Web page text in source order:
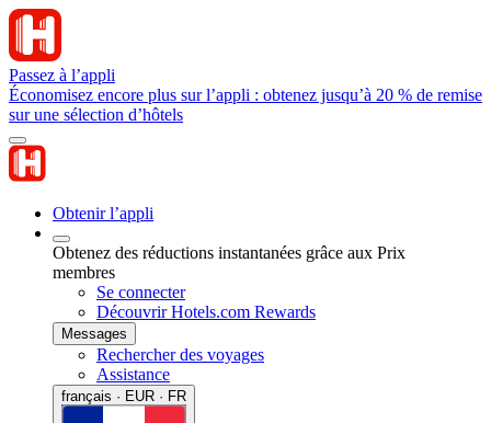
Passez à l’appli
Économisez encore plus sur l’appli : obtenez jusqu’à 20 % de remise
sur une sélection d’hôtels
Obtenir l’appli
Obtenez des réductions instantanées grâce aux Prix
membres
Se connecter
Découvrir Hotels.com Rewards
Messages
Rechercher des voyages
Assistance
français · EUR · FR